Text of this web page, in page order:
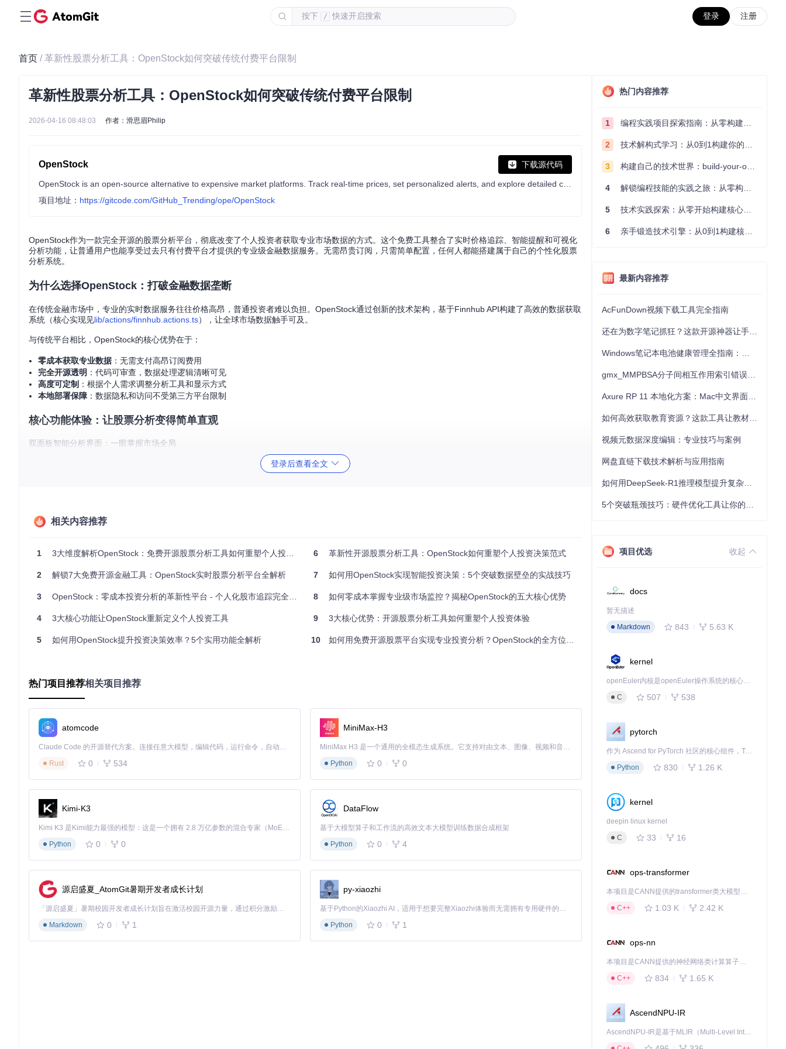
按下 / 快速开启搜索 登录 注册
首页 / 革新性股票分析工具：OpenStock如何突破传统付费平台限制
革新性股票分析工具：OpenStock如何突破传统付费平台限制
2026-04-16 08:48:03 作者：滑思眉Philip
OpenStock 下载源代码
项目地址： https://gitcode.com/GitHub_Trending/ope/OpenStock
OpenStock作为一款完全开源的股票分析平台，彻底改变了个人投资者获取专业市场数据的方式。这个免费工具整合了实时价格追踪、智能提醒和可视化
分析功能，让普通用户也能享受过去只有付费平台才提供的专业级金融数据服务。无需昂贵订阅，只需简单配置，任何人都能搭建属于自己的个性化股票
分析系统。
为什么选择OpenStock：打破金融数据垄断
在传统金融市场中，专业的实时数据服务往往价格高昂，普通投资者难以负担。OpenStock通过创新的技术架构，基于Finnhub API构建了高效的数据获取
系统（核心实现见lib/actions/finnhub.actions.ts），让全球市场数据触手可及。
与传统平台相比，OpenStock的核心优势在于：
零成本获取专业数据：无需支付高昂订阅费用
完全开源透明 ：代码可审查，数据处理逻辑清晰可见
高度可定制 ：根据个人需求调整分析工具和显示方式
本地部署保障 ：数据隐私和访问不受第三方平台限制
核心功能体验：让股票分析变得简单直观
双面板智能分析界面：一眼掌握市场全局
OpenStock采用创新的双面板设计，左侧展示市场趋势概览，右侧呈现行业热力图，让投资者能够同时掌握宏观市场走向和微观个股表现。这种布局设计
通过智能防抖机制（实现于
个性化投资组合管理：你的股票，尽在掌控
OpenStock提供了直观的投资组合管理功能，通过components/WatchlistButton.tsx 和database/models/watchlist.model.ts 实现的关注列表系统，用户可以
快速上手指南：5分钟搭建个人股票分析系统
环境准备与安装步骤
克隆项目仓库：
启动开发服务器：npm run dev
添加几只关注股票到你的观察列表
尝试设置不同周期的价格提醒
熟悉热力图的颜色编码规则：绿色表示上涨，红色表示下跌
Q: 如何获取Finnhub API密钥？
A: 访问Finnhub官方网站注册免费账号，在个人设置中可以找到API密钥。免费账号有一定的数据访问限制，适合个人非商业使用。
Q: 数据更新频率是多久？
A: 实时价格数据通常延迟不超过15分钟，对于免费API用户这是标准限制。对于需要更高频率数据的用户，可以考虑升级Finnhub API账号。
Q: 我的股票数据安全吗？
A: OpenStock采用本地存储方式保存用户数据，所有个人配置和关注列表均存储在本地数据库中，确保您的投资信息安全。
登录后查看全文
相关内容推荐
1 3大维度解析OpenStock：免费开源股票分析工具如何重塑个人投资体验
2 解锁7大免费开源金融工具：OpenStock实时股票分析平台全解析
3 OpenStock：零成本投资分析的革新性平台 - 个人化股市追踪完全指南
4 3大核心功能让OpenStock重新定义个人投资工具
5 如何用OpenStock提升投资决策效率？5个实用功能全解析
6 革新性开源股票分析工具：OpenStock如何重塑个人投资决策范式
7 如何用OpenStock实现智能投资决策：5个突破数据壁垒的实战技巧
8 如何零成本掌握专业级市场监控？揭秘OpenStock的五大核心优势
9 3大核心优势：开源股票分析工具如何重塑个人投资体验
10 如何用免费开源股票平台实现专业投资分析？OpenStock的全方位解决方案
热门项目推荐相关项目推荐
atomcode
Claude Code 的开源替代方案。连接任意大模型，编辑代码，运行命令，自动验证 — 全自动执行。用 Rust 构建，极致性能。 ｜ An open-source alternative to Claude Code. Connect any LLM, edit code, run commands, and verify changes — autonomously. Built in Rust for speed. Get Started
Rust
0 534
MiniMax-H3
MiniMax H3 是一个通用的全模态生成系统。它支持对由文本、图像、视频和音频组成的多模态上下文进行统一理解，并能生成分辨率高达 2K、时长可达 15 秒的带原生立体声音频的视频。得益于面向任务泛化的系统设计，H3 在预训练阶段就已具备广泛的多模态上下文理解与生成能力，能够出色地执行复杂的多模态指令。
Python
0 0
Kimi-K3
Kimi K3 是Kimi能力最强的模型：这是一个拥有 2.8 万亿参数的混合专家（MoE）模型，具备原生视觉理解能力，并支持 100 万 token 的上下文窗口。
Python
0 0
DataFlow
基于大模型算子和工作流的高效文本大模型训练数据合成框架
Python
0 4
源启盛夏_AtomGit暑期开发者成长计划
「源启盛夏」暑期校园开发者成长计划旨在激活校园开源力量，通过积分激励、认证扶持、资源倾斜等形式，引导高校组织和开发者完成「入驻 — 建项目 — 做贡献 — 获认证 — 得资源」的完整闭环。无论你是想带领社团入驻平台的组织者，还是希望用代码贡献证明自己的开发者，都能在这里找到属于你的成长路径。
Markdown
0 1
py-xiaozhi
基于Python的Xiaozhi AI，适用于想要完整Xiaozhi体验而无需拥有专用硬件的用户。
Python
0 1
热门内容推荐
1 编程实践项目探索指南：从零构建技术能力体系
2 技术解构式学习：从0到1构建你的编程知识体系
3 构建自己的技术世界：build-your-own-x项目的实践探索指南
4 解锁编程技能的实践之旅：从零构建你的技术世界
5 技术实践探索：从零开始构建核心系统的实践指南
6 亲手锻造技术引擎：从0到1构建核心系统的实践指南
最新内容推荐
AcFunDown视频下载工具完全指南
视频元数据深度编辑：专业技巧与案例
网盘直链下载技术解析与应用指南
项目优选 收起
docs
暂无描述
Markdown
843 5.63 K
kernel
openEuler内核是openEuler操作系统的核心，既是系统性能与稳定性的基石，也是连接处理器、设备与服务的桥梁。
C
507 538
pytorch
作为 Ascend for PyTorch 社区的核心组件，TorchNPU 是昇腾专为 PyTorch 打造的深度学习适配插件，使 PyTorch 框架能够直接调用昇腾 NPU，为开发者提供昇腾 AI 处理器的超强算力。
Python
830 1.26 K
kernel
deepin linux kernel
C
33 16
ops-transformer
本项目是CANN提供的transformer类大模型算子库，实现网络在NPU上加速计算。
C++
1.03 K 2.42 K
ops-nn
本项目是CANN提供的神经网络类计算算子库，实现网络在NPU上加速计算。
C++
834 1.65 K
AscendNPU-IR
AscendNPU-IR是基于MLIR（Multi-Level Intermediate Representation）构建的，面向昇腾亲和算子编译时使用的中间表示，提供昇腾完备表达能力，通过编译优化提升昇腾AI处理器计算效率，支持通过生态框架使能昇腾AI处理器与深度调优